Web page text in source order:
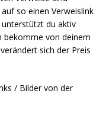
so einen Verweislink
du aktiv
bekomme von deinem
sich der Preis
/ Bilder von der